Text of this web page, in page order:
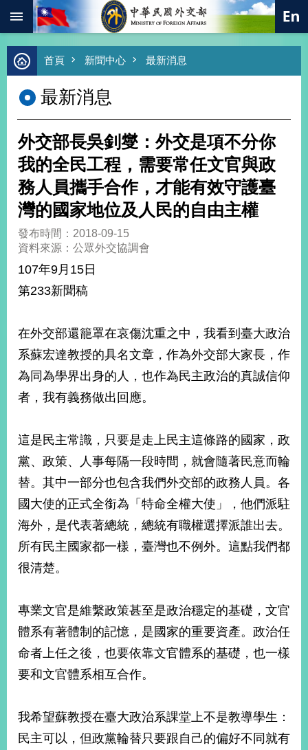
跳到主要內容區塊
進
階
尋
熱
總
合
外
交
價
值
交
濟
日
不
落
國
台
平
護
照
回
頁
網
站
覽
關
本
部
新
聞
中
外
交
首頁 新聞中心 最新消息
最新消息
外交部長吳釗燮：外交是項不分你
我的全民工程，需要常任文官與政
務人員攜手合作，才能有效守護臺
灣的國家地位及人民的自由主權
發布時間：2018-09-15
資料來源：公眾外交協調會
107年9月15日
第233新聞稿
在外交部還籠罩在哀傷沈重之中，我看到臺大政治
系蘇宏達教授的具名文章，作為外交部大家長，作
為同為學界出身的人，也作為民主政治的真誠信仰
者，我有義務做出回應。
這是民主常識，只要是走上民主這條路的國家，政
黨、政策、人事每隔一段時間，就會隨著民意而輪
替。其中一部分也包含我們外交部的政務人員。各
國大使的正式全銜為「特命全權大使」，他們派駐
海外，是代表著總統，總統有職權選擇派誰出去。
所有民主國家都一樣，臺灣也不例外。這點我們都
很清楚。
專業文官是維繫政策甚至是政治穩定的基礎，文官
體系有著體制的記憶，是國家的重要資產。政治任
命者上任之後，也要依靠文官體系的基礎，也一樣
要和文官體系相互合作。
我希望蘇教授在臺大政治系課堂上不是教導學生：
民主可以，但政黨輪替只要跟自己的偏好不同就有